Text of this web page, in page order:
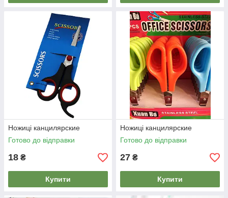
Ножиці канцилярские
Готово до відправки
18 ₴
Купити
Ножиці канцилярские
Готово до відправки
27 ₴
Купити